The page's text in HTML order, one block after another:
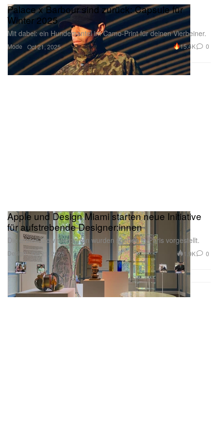
Mode
Palace x Barbour sind zurück: Capsule für
Winter 2025
Mit dabei: ein Hundemantel im Camo-Print für deinen Vierbeiner.
Oct 21, 2025 15.4K 0
Design
Apple und Design Miami starten neue Initiative
für aufstrebende Designer:innen
Die ersten Gewinner:innen wurden soeben in Paris vorgestellt.
Oct 21, 2025 1.9K 0